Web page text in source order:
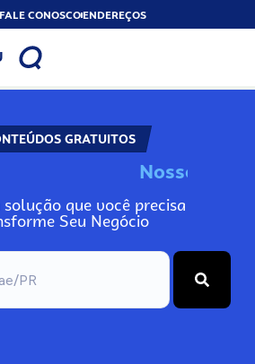
CONOSCOENDEREÇOS
GRATUITOS
Nosso
que você precisa
Seu Negócio